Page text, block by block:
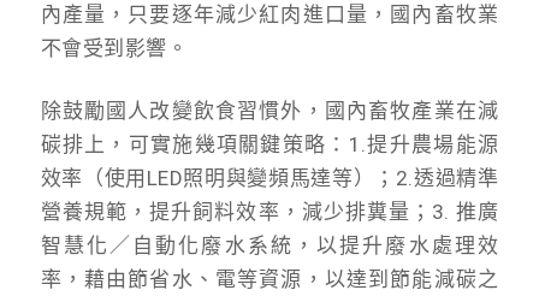
內產量，只要逐年減少紅肉進口量，國內畜牧業
不會受到影響。
除鼓勵國人改變飲食習慣外，國內畜牧產業在減
碳排上，可實施幾項關鍵策略：1.提升農場能源
效率（使用LED照明與變頻馬達等）；2.透過精準
營養規範，提升飼料效率，減少排糞量；3. 推廣
智慧化／自動化廢水系統，以提升廢水處理效
率，藉由節省水、電等資源，以達到節能減碳之